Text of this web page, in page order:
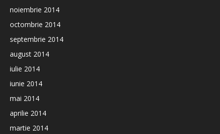
noiembrie 2014
octombrie 2014
septembrie 2014
august 2014
iulie 2014
iunie 2014
mai 2014
aprilie 2014
martie 2014